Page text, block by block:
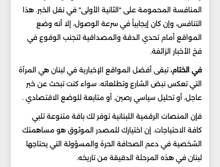
المنافسة المحمومة على "الثانية الأولى" في نقل الخبر. هذا
التنافس، وإن كان إيجابياً في سرعة الوصول، إلا أنه وضع
المواقع أمام تحدي الدقة والمصداقية لتجنب الوقوع في
فخ الأخبار الزائفة.
في الختام،تبقى أفضل المواقع الإخبارية في لبنان هي المرآة
التي تعكس نبض الشارع وتطلعاته. سواء كنت تبحث عن خبر
عاجل، أو تحليل سياسي رصين. أو متابعة للوضع الاقتصادي .
فإن المنصات الرقمية اللبنانية توفر لك باقة متنوعة تلبي
كافة الاحتياجات. إن اختيارك للمصدر الموثوق هو مساهمتك
الشخصية في دعم الصحافة الحرة والمسؤولة التي يحتاجها
لبنان في هذه المرحلة الدقيقة من تاريخه.